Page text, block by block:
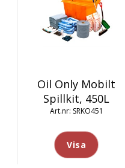
Oil Only Mobilt
Spillkit, 450L
SRKO451
Visa